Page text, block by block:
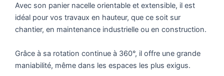
Avec son panier nacelle orientable et extensible, il est
idéal pour vos travaux en hauteur, que ce soit sur
chantier, en maintenance industrielle ou en construction.
Grâce à sa rotation continue à 360°, il offre une grande
maniabilité, même dans les espaces les plus exigus.